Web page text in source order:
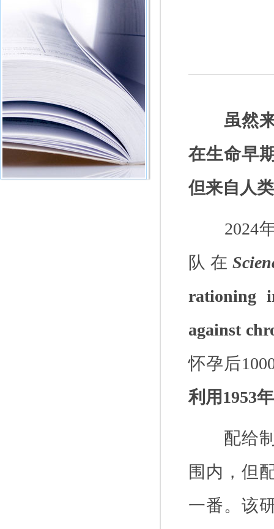
虽然
在生命早
但来自人
2024
队在
rationing
against
怀孕后
利用 1953年
配给
围内，但
一番。该